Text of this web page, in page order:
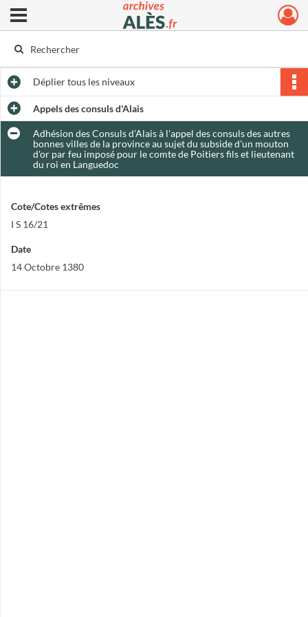
Archives municipales d'Alès
Ouvrir le menu déroulant
Dépliertous les niveaux
Appels des consuls d'Alais
Adhésion des Consuls d'Alais à l'appel des consuls des autres
bonnes villes de la province au sujet du subside d'un mouton
d'or par feu imposé pour le comte de Poitiers fils et lieutenant
du roi en Languedoc
Cote/Cotes extrêmes
I S 16/21
Date
14 Octobre 1380